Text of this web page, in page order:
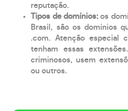
reputação.
Tipos de domínios:os
Brasil, são os domínios
.com. Atenção especial
tenham essas
criminosos, usem
ou outros.